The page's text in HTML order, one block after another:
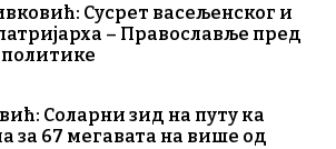
Сусрет васељенског и
– Православље пред
Соларни зид на путу ка
за 67 мегавата на више од